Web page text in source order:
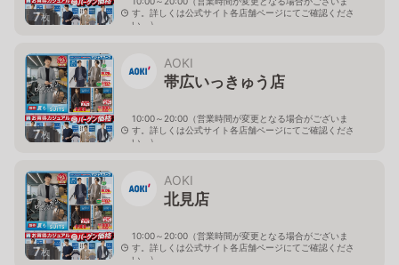
7枚
す。詳しくは公式サイト各店舗ページにてご確認くださ
い。）
7枚
AOKI
帯広いっきゅう店
10:00～20:00（営業時間が変更となる場合がございま
す。詳しくは公式サイト各店舗ページにてご確認くださ
い。）
7枚
AOKI
北見店
10:00～20:00（営業時間が変更となる場合がございま
す。詳しくは公式サイト各店舗ページにてご確認くださ
い。）